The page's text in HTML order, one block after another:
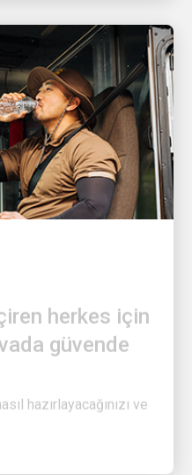
güvende
hazırlayacağınızı ve